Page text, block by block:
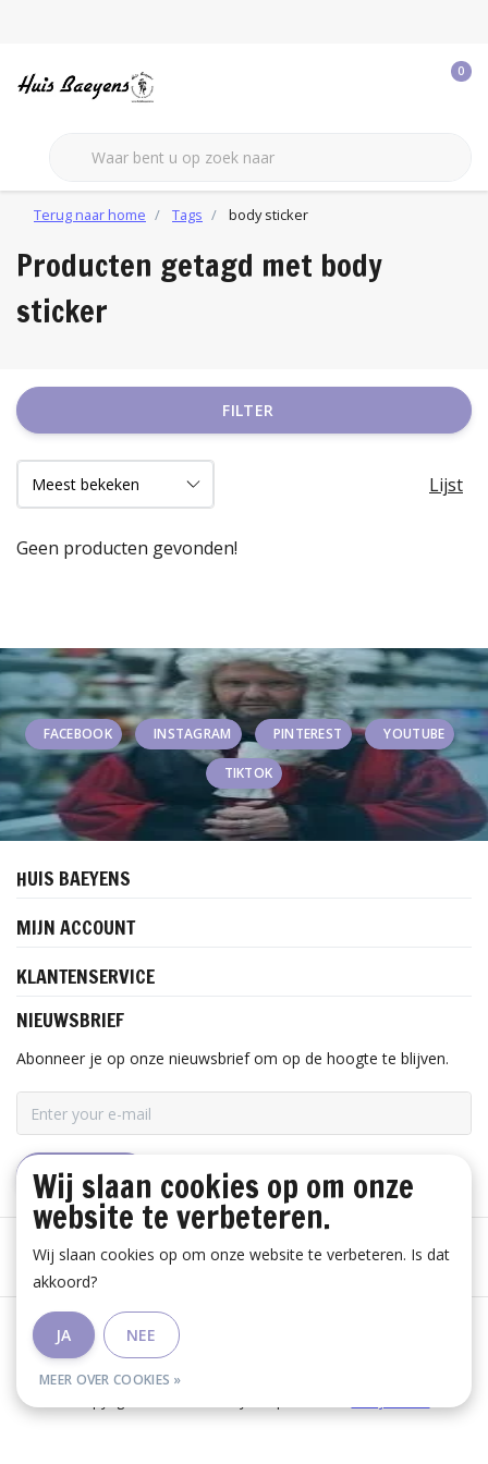
0
Terug naar home Tags body sticker
Producten getagd met body
sticker
FILTER
Lijst
Geen producten gevonden!
FACEBOOK INSTAGRAM PINTEREST YOUTUBE
TIKTOK
HUIS BAEYENS
MIJN ACCOUNT
KLANTENSERVICE
NIEUWSBRIEF
Abonneer je op onze nieuwsbrief om op de hoogte te blijven.
ABONNEER
Algemene voorwaarden
Wij slaan cookies op om onze
website te verbeteren.
Wij slaan cookies op om onze website te verbeteren. Is dat
akkoord?
JA NEE
MEER OVER COOKIES »